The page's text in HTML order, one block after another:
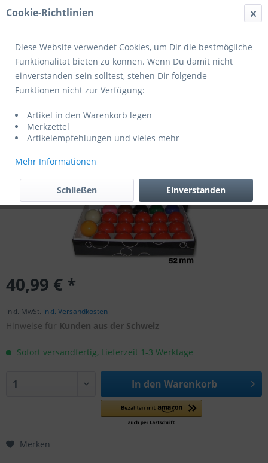
Menü
Übersicht Billard Zubehör
40,99 € *
inkl. MwSt. inkl. Versandkosten
Hinweise für Kunden aus der Schweiz
Sofort versandfertig, Lieferzeit 1-3 Werktage
In den Warenkorb
Merken
Cookie-Richtlinien
Diese Website verwendet Cookies, um Dir die bestmögliche
Funktionalität bieten zu können. Wenn Du damit nicht
einverstanden sein solltest, stehen Dir folgende
Funktionen nicht zur Verfügung:
Artikel in den Warenkorb legen
Merkzettel
Artikelempfehlungen und vieles mehr
Mehr Informationen
Einverstanden
Schließen